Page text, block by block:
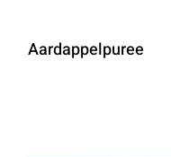
Aardappelpuree